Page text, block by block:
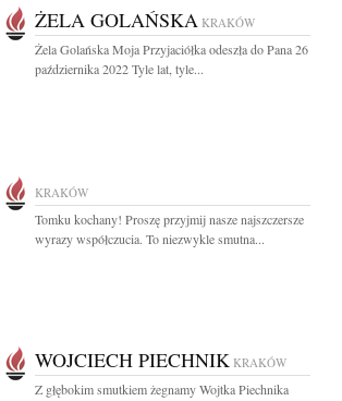
ŻELA GOLAŃSKA KRAKÓW
Żela Golańska Moja Przyjaciółka odeszła do Pana 26
października 2022 Tyle lat, tyle...
KRAKÓW
Tomku kochany! Proszę przyjmij nasze najszczersze
wyrazy współczucia. To niezwykle smutna...
WOJCIECH PIECHNIK KRAKÓW
Z głębokim smutkiem żegnamy Wojtka Piechnika